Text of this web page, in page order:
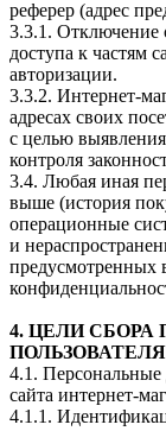
реферер (адрес
3.3.1. Отключение
доступа к частям
авторизации.
3.3.2. Интернет-
адресах своих
с целью
контроля
3.4. Любая иная
выше (история
операционные
и
предусмотренных
4. ЦЕЛИ
ПОЛЬЗОВАТЕЛЯ
4.1.
сайта интернет-
4.1.1.